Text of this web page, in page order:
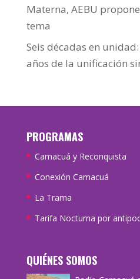
Materna, AEBU
tema
Seis décadas en
años de la unificación
PROGRAMAS
Camacuá y Reconquista
Conexión Camacuá
La Trama
Tarifa Nocturna por
QUIÉNES SOMOS